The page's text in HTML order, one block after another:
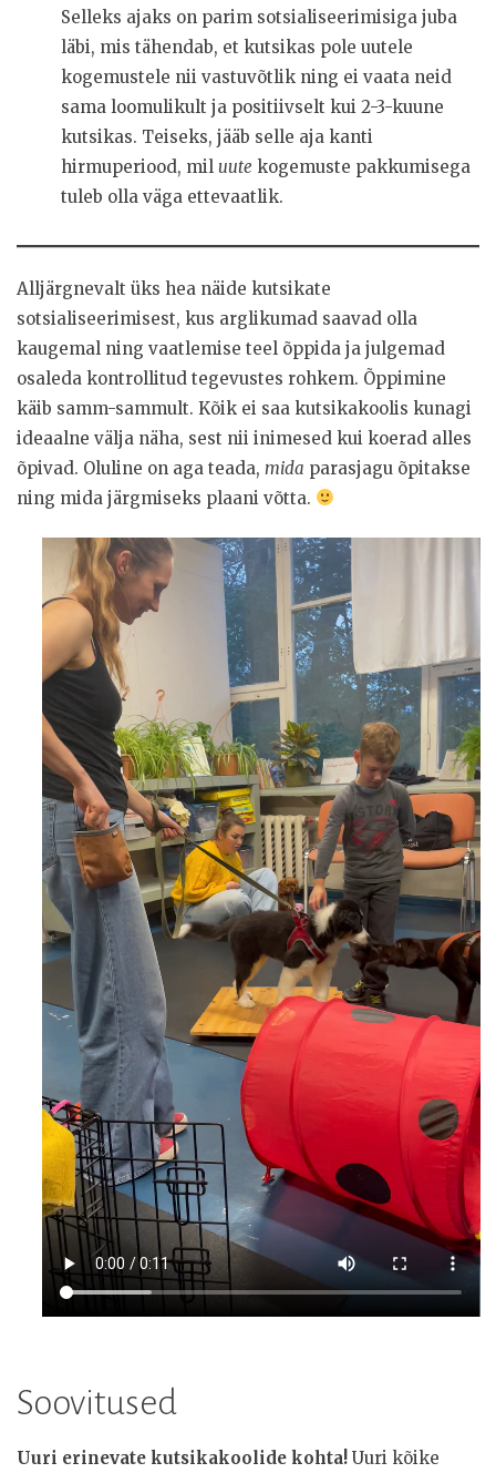
Selleks ajaks on parim sotsialiseerimisiga juba
läbi, mis tähendab, et kutsikas pole uutele
kogemustele nii vastuvõtlik ning ei vaata neid
sama loomulikult ja positiivselt kui 2-3-kuune
kutsikas. Teiseks, jääb selle aja kanti
hirmuperiood, mil uute kogemuste pakkumisega
tuleb olla väga ettevaatlik.
Alljärgnevalt üks hea näide kutsikate
sotsialiseerimisest, kus arglikumad saavad olla
kaugemal ning vaatlemise teel õppida ja julgemad
osaleda kontrollitud tegevustes rohkem. Õppimine
käib samm-sammult. Kõik ei saa kutsikakoolis kunagi
ideaalne välja näha, sest nii inimesed kui koerad alles
õpivad. Oluline on aga teada, mida parasjagu õpitakse
ning mida järgmiseks plaani võtta.
Soovitused
Uuri erinevate kutsikakoolide kohta! Uuri kõike